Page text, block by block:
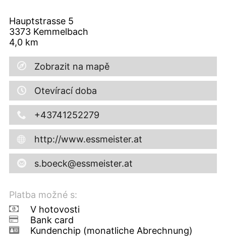
Hauptstrasse 5
3373 Kemmelbach
4,0 km
Zobrazit na mapě
Otevírací doba
+43741252279
http://www.essmeister.at
s.boeck@essmeister.at
Platba možné s:
V hotovosti
Bank card
Kundenchip (monatliche Abrechnung)